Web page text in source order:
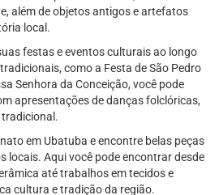
além de objetos antigos e artefatos
local.
festas e eventos culturais ao longo
como a Festa de São Pedro
Senhora da Conceição, você pode
apresentações de danças folclóricas,
em Ubatuba e encontre belas peças
locais. Aqui você pode encontrar desde
até trabalhos em tecidos e
cultura e tradição da região.